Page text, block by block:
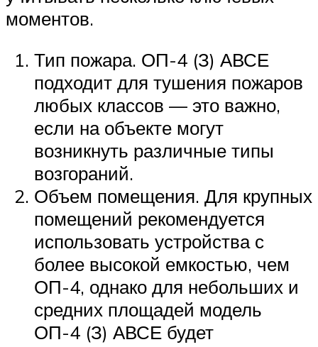
моментов.
Тип пожара. ОП-4 (З) АВСЕ
подходит для тушения пожаров
любых классов — это важно,
если на объекте могут
возникнуть различные типы
возгораний.
Объем помещения. Для крупных
помещений рекомендуется
использовать устройства с
более высокой емкостью, чем
ОП-4, однако для небольших и
средних площадей модель
ОП-4 (З) АВСЕ будет